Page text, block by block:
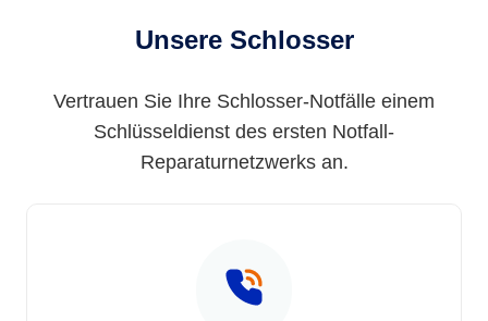
Unsere Schlosser
Vertrauen Sie Ihre Schlosser-Notfälle einem
Schlüsseldienst des ersten Notfall-
Reparaturnetzwerks an.